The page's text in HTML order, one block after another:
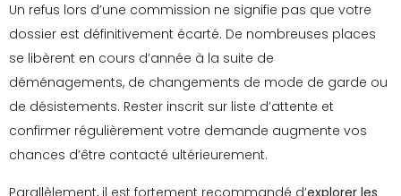
Un refus lors d’une commission ne signifie pas que votre
dossier est définitivement écarté. De nombreuses places
se libèrent en cours d’année à la suite de
déménagements, de changements de mode de garde ou
de désistements. Rester inscrit sur liste d’attente et
confirmer régulièrement votre demande augmente vos
chances d’être contacté ultérieurement.
Parallèlement, il est fortement recommandé d’explorer les